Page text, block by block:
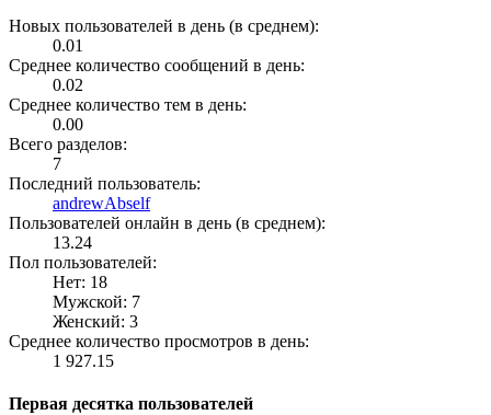
Новых пользователей в день (в среднем):
0.01
Среднее количество сообщений в день:
0.02
Среднее количество тем в день:
0.00
Всего разделов:
7
Последний пользователь:
andrewAbself
Пользователей онлайн в день (в среднем):
13.24
Пол пользователей:
Нет: 18
Мужской: 7
Женский: 3
Среднее количество просмотров в день:
1 927.15
Первая десятка пользователей